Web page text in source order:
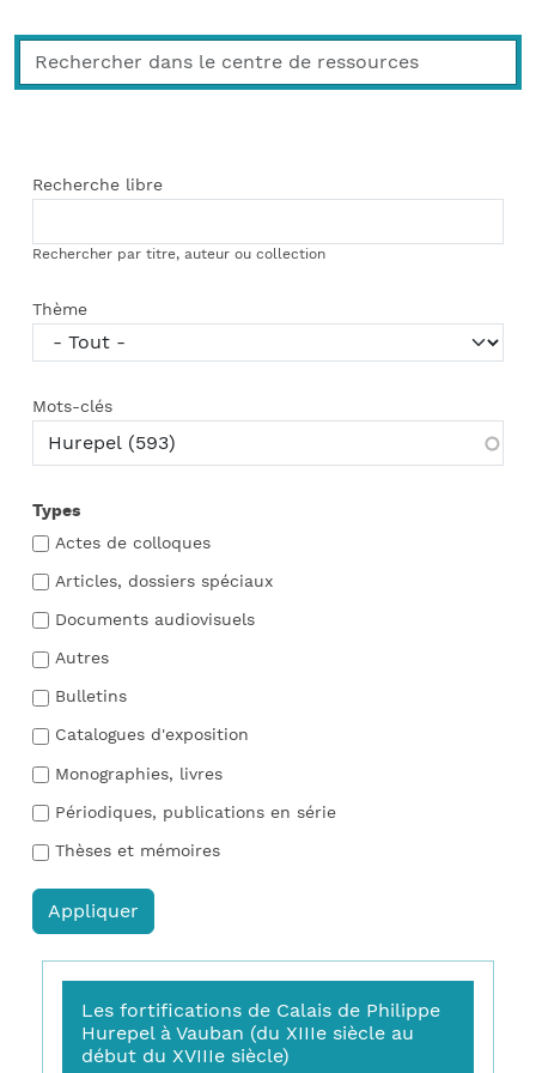
Recherche libre
Rechercher par titre, auteur ou collection
Thème
Mots-clés
Types
Actes de colloques
Articles, dossiers spéciaux
Documents audiovisuels
Autres
Bulletins
Catalogues d'exposition
Monographies, livres
Périodiques, publications en série
Thèses et mémoires
Les fortifications de Calais de Philippe
Hurepel à Vauban (du XIIIe siècle au
début du XVIIIe siècle)